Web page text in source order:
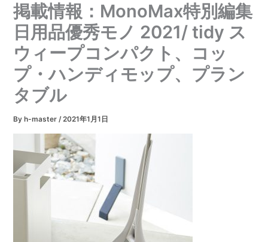
掲載情報：MonoMax特別編集
日用品優秀モノ 2021/ tidy ス
ウィープコンパクト、コッ
プ・ハンディモップ、プラン
タブル
By h-master/2021年1月1日